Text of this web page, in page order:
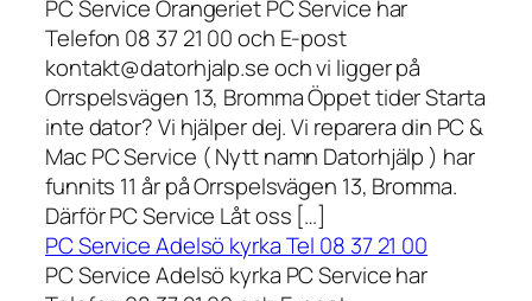
PC Service Orangeriet PC Service har
Telefon 08 37 21 00 och E-post
kontakt@datorhjalp.se och vi ligger på
Orrspelsvägen 13, Bromma Öppet tider Starta
inte dator? Vi hjälper dej. Vi reparera din PC &
Mac PC Service ( Nytt namn Datorhjälp ) har
funnits 11 år på Orrspelsvägen 13, Bromma.
Därför PC Service Låt oss […]
PC Service Adelsö kyrka Tel 08 37 21 00
PC Service Adelsö kyrka PC Service har